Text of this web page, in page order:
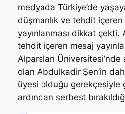
medyada Türkiye’de
düşmanlık ve tehdit
yayınlanması dikkat çekti.
tehdit içeren mesaj
Alparslan Üniversitesi’nde
olan Abdulkadir Şen’in
üyesi olduğu gerekçesiyle
ardından serbest